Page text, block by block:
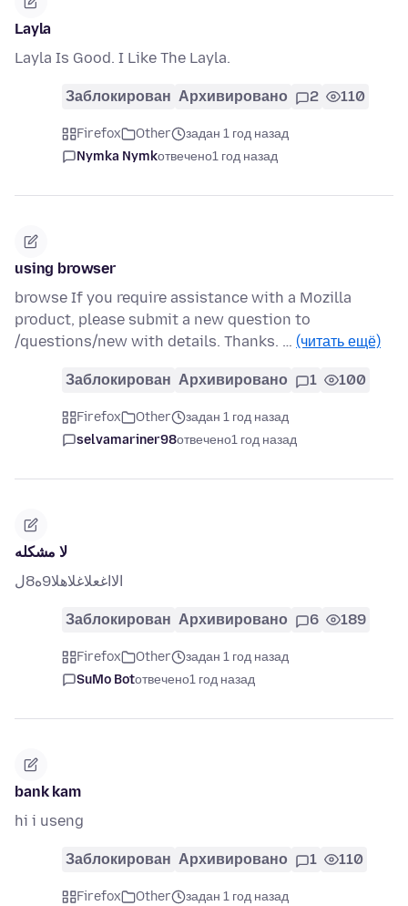
Layla
Layla Is Good. I Like The Layla.
Заблокирован Архивировано 2 110
Firefox Other
задан 1 год назад
Nymka Nymkотвечено1 год назад
using browser
browse If you require assistance with a Mozilla
product, please submit a new question to
/questions/new with details. Thanks. … (читать ещё)
Заблокирован Архивировано 1 100
Firefox Other
задан 1 год назад
selvamariner98отвечено1 год назад
لا مشكله
الااغعلاغلاهلا9ه8ل
Заблокирован Архивировано 6 189
Firefox Other
задан 1 год назад
SuMo Botотвечено1 год назад
bank kam
hi i useng
Заблокирован Архивировано 1 110
Firefox Other
задан 1 год назад